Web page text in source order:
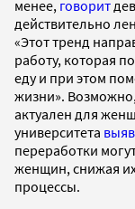
менее, говорит
действительно
«Этот тренд
работу, которая
еду и при этом
жизни».
актуален для
университета
переработки
женщин, снижая
процессы.